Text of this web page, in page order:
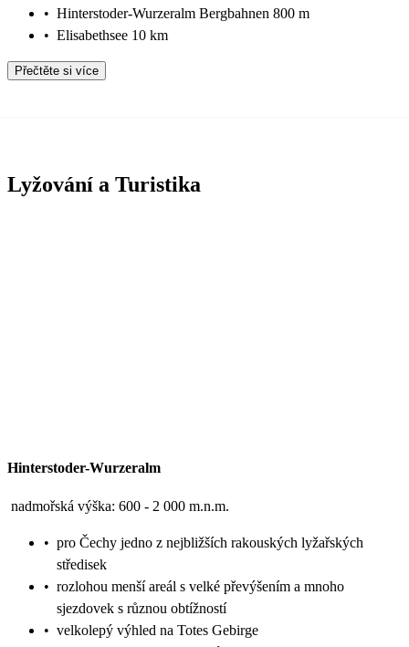
• Hinterstoder-Wurzeralm Bergbahnen 800 m
• Elisabethsee 10 km
Přečtěte si více
Lyžování a Turistika
Hinterstoder-Wurzeralm
nadmořská výška: 600 - 2 000 m.n.m.
• pro Čechy jedno z nejbližších rakouských lyžařských
středisek
• rozlohou menší areál s velké převýšením a mnoho
sjezdovek s různou obtížností
• velkolepý výhled na Totes Gebirge